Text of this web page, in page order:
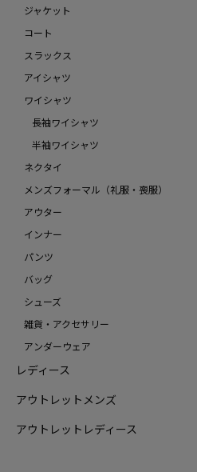
ジャケット
コート
スラックス
アイシャツ
ワイシャツ
長袖ワイシャツ
半袖ワイシャツ
ネクタイ
メンズフォーマル（礼服・喪服）
アウター
インナー
パンツ
バッグ
シューズ
雑貨・アクセサリー
アンダーウェア
レディース
アウトレットメンズ
アウトレットレディース